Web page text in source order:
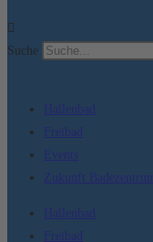
Suche
Hallenbad
Freibad
Events
Zukunft Badezentrum
Hallenbad
Freibad